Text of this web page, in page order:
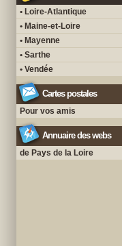
• Loire-Atlantique
• Maine-et-Loire
• Mayenne
• Sarthe
• Vendée
Cartes postales
Pour vos amis
Annuaire des webs
de Pays de la Loire